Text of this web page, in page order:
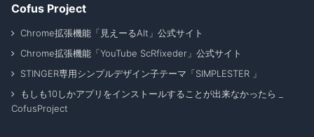
Cofus Project
Chrome拡張機能「見えーるAlt」公式サイト
Chrome拡張機能「YouTube ScRfixeder」公式サイト
STINGER専用シンプルデザイン子テーマ「SIMPLESTER 」
もしも10しかアプリをインストールすることが出来なかったら _
CofusProject